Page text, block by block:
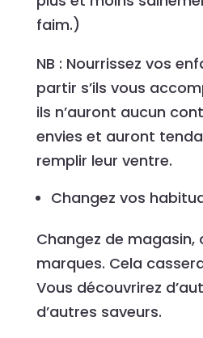
faim.)
NB : Nourrissez vos
partir s’ils vous
ils n’auront aucun
envies et auront
remplir leur ventre.
Changez vos
Changez de magasin,
marques. Cela
Vous découvrirez
d’autres saveurs.